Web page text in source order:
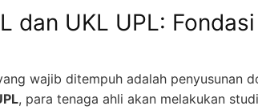
dan UKL UPL:
wajib ditempuh adalah penyusunan
, para tenaga ahli akan melakukan